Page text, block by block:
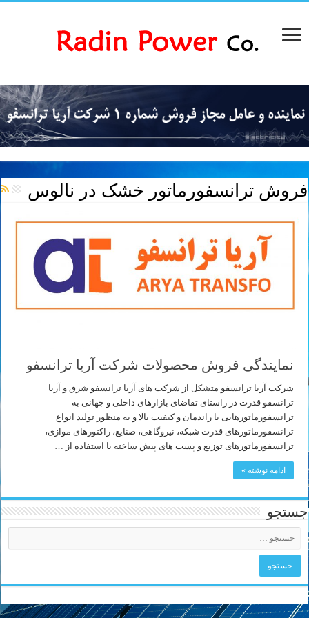
فروش ترانسفورماتور خشک در نالوس
نمایندگی فروش محصولات شرکت آریا ترانسفو
شرکت آریا ترانسفو متشکل از شرکت های آریا ترانسفو شرق و آریا
ترانسفو قدرت در راستای تقاضای بازارهای داخلی و جهانی به
ترانسفورماتورهایی با راندمان و کیفیت بالا و به منظور تولید انواع
ترانسفورماتورهای قدرت شبکه، نیروگاهی، صنایع، راکتورهای موازی،
ترانسفورماتورهای توزیع و پست های پیش ساخته با استفاده از …
ادامه نوشته »
جستجو